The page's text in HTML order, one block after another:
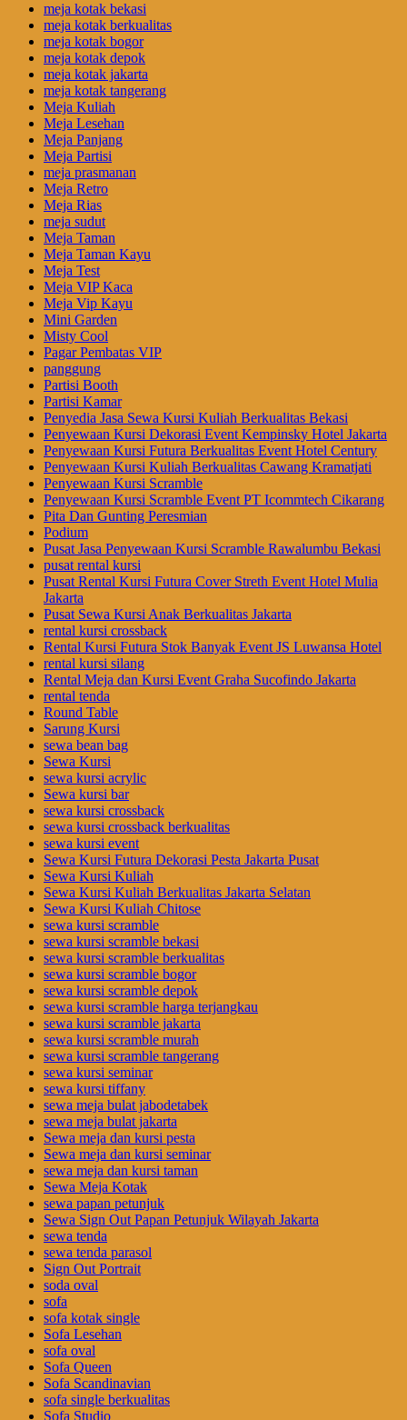
meja kotak bekasi
meja kotak berkualitas
meja kotak bogor
meja kotak depok
meja kotak jakarta
meja kotak tangerang
Meja Kuliah
Meja Lesehan
Meja Panjang
Meja Partisi
meja prasmanan
Meja Retro
Meja Rias
meja sudut
Meja Taman
Meja Taman Kayu
Meja Test
Meja VIP Kaca
Meja Vip Kayu
Mini Garden
Misty Cool
Pagar Pembatas VIP
panggung
Partisi Booth
Partisi Kamar
Penyedia Jasa Sewa Kursi Kuliah Berkualitas Bekasi
Penyewaan Kursi Dekorasi Event Kempinsky Hotel Jakarta
Penyewaan Kursi Futura Berkualitas Event Hotel Century
Penyewaan Kursi Kuliah Berkualitas Cawang Kramatjati
Penyewaan Kursi Scramble
Penyewaan Kursi Scramble Event PT Icommtech Cikarang
Pita Dan Gunting Peresmian
Podium
Pusat Jasa Penyewaan Kursi Scramble Rawalumbu Bekasi
pusat rental kursi
Pusat Rental Kursi Futura Cover Streth Event Hotel Mulia
Jakarta
Pusat Sewa Kursi Anak Berkualitas Jakarta
rental kursi crossback
Rental Kursi Futura Stok Banyak Event JS Luwansa Hotel
rental kursi silang
Rental Meja dan Kursi Event Graha Sucofindo Jakarta
rental tenda
Round Table
Sarung Kursi
sewa bean bag
Sewa Kursi
sewa kursi acrylic
Sewa kursi bar
sewa kursi crossback
sewa kursi crossback berkualitas
sewa kursi event
Sewa Kursi Futura Dekorasi Pesta Jakarta Pusat
Sewa Kursi Kuliah
Sewa Kursi Kuliah Berkualitas Jakarta Selatan
Sewa Kursi Kuliah Chitose
sewa kursi scramble
sewa kursi scramble bekasi
sewa kursi scramble berkualitas
sewa kursi scramble bogor
sewa kursi scramble depok
sewa kursi scramble harga terjangkau
sewa kursi scramble jakarta
sewa kursi scramble murah
sewa kursi scramble tangerang
sewa kursi seminar
sewa kursi tiffany
sewa meja bulat jabodetabek
sewa meja bulat jakarta
Sewa meja dan kursi pesta
Sewa meja dan kursi seminar
sewa meja dan kursi taman
Sewa Meja Kotak
sewa papan petunjuk
Sewa Sign Out Papan Petunjuk Wilayah Jakarta
sewa tenda
sewa tenda parasol
Sign Out Portrait
soda oval
sofa
sofa kotak single
Sofa Lesehan
sofa oval
Sofa Queen
Sofa Scandinavian
sofa single berkualitas
Sofa Studio